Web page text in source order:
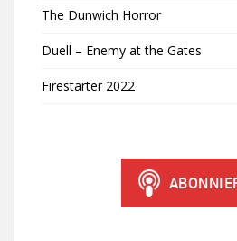
The Dunwich Horror
Duell – Enemy at the Gates
Firestarter 2022